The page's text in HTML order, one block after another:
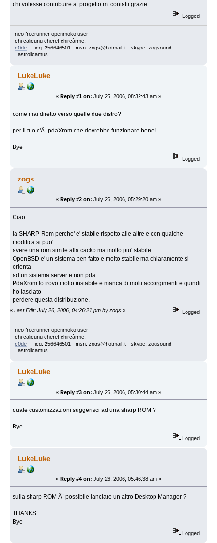
chi volesse contribuire al progetto mi contatti grazie.
Logged
neo freerunner openmoko user
chi calicunu cheret chircàrme:
c0de- - icq: 256646501 - msn: zogs@hotmail.it - skype: zogsound
..astrolicamus
LukeLuke
« Reply #1 on: July 25, 2006, 08:32:43 am »
come mai diretto verso quelle due distro?
per il tuo c'Ã¨ pdaXrom che dovrebbe funzionare bene!
Bye
Logged
zogs
« Reply #2 on: July 26, 2006, 05:29:20 am »
Ciao
la SHARP-Rom perche' e' stabile rispetto alle altre e con qualche
modifica si puo'
avere una rom simile alla cacko ma molto piu' stabile.
OpenBSD e' un sistema ben fatto e molto stabile ma chiaramente si
orienta
ad un sistema server e non pda.
PdaXrom lo trovo molto instabile e manca di molti accorgimenti e quindi
ho lasciato
perdere questa distribuzione.
« Last Edit: July 26, 2006, 04:26:21 pm by zogs » Logged
neo freerunner openmoko user
chi calicunu cheret chircàrme:
c0de- - icq: 256646501 - msn: zogs@hotmail.it - skype: zogsound
..astrolicamus
LukeLuke
« Reply #3 on: July 26, 2006, 05:30:44 am »
quale customizzazioni suggerisci ad una sharp ROM ?
Bye
Logged
LukeLuke
« Reply #4 on: July 26, 2006, 05:46:38 am »
sulla sharp ROM Ã¨ possibile lanciare un altro Desktop Manager ?
THANKS
Bye
Logged